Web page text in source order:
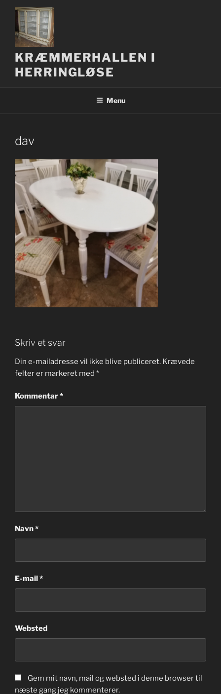
Videre
indhold
KRÆMMERHALLEN I
HERRINGLØSE
Menu
dav
Skriv et svar
Din e-mailadresse vil ikke blive publiceret. Krævede
felter er markeret med *
Kommentar*
Navn*
E-mail *
Websted
Gem mit navn, mail og websted i denne browser til
næste gang jeg kommenterer.